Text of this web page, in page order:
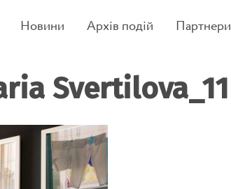
Новини Архів подій Партнери
Svertilova_11